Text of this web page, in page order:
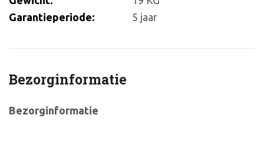
Garantieperiode:
5 jaar
Bezorginformatie
Bezorginformatie